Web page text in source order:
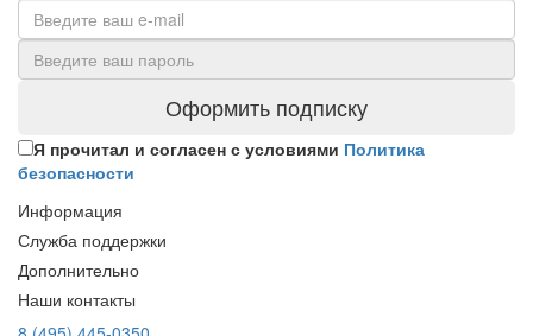
Оформить подписку
Я прочитал и согласен с условиями Политика
безопасности
Информация
Служба поддержки
Дополнительно
Наши контакты